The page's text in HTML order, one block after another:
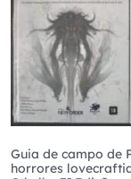
Guia de campo de
horrores